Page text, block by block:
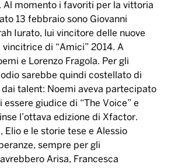
Al momento i favoriti per la vittoria
13 febbraio sono Giovanni
Iurato, lui vincitore delle nuove
di “Amici” 2014. A
e Lorenzo Fragola. Per gli
sarebbe quindi costellato di
talent: Noemi aveva partecipato
giudice di “The Voice” e
l’ottava edizione di Xfactor.
Elio e le storie tese e Alessio
sempre per gli
Arisa, Francesca